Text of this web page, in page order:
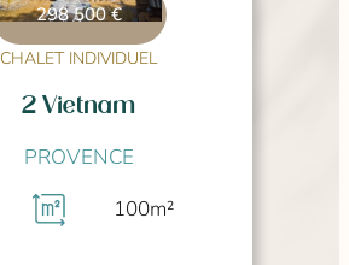
298 500 €
CHALET INDIVIDUEL
2 Vietnam
PROVENCE
100m²